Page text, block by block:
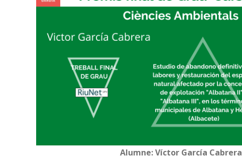
Alumne: Víctor García Cabrera